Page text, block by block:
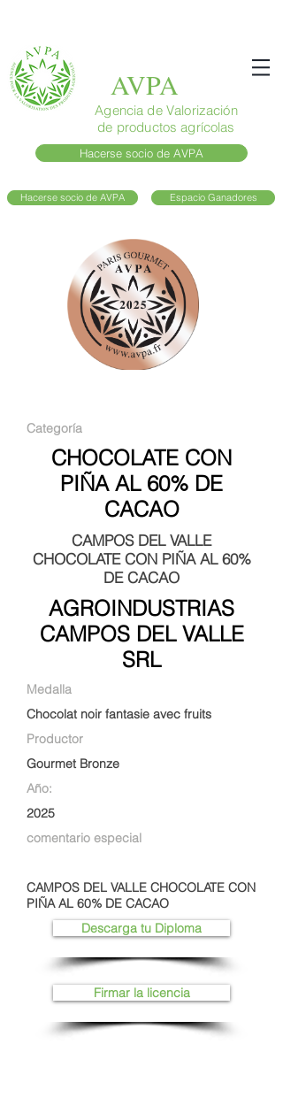
AVPA
Agencia de Valorización
de productos agrícolas
Hacerse socio de AVPA
Hacerse socio de AVPA Espacio Ganadores
Categoría
CHOCOLATE CON
PIÑA AL 60% DE
CACAO
CAMPOS DEL VALLE
CHOCOLATE CON PIÑA AL 60%
DE CACAO
AGROINDUSTRIAS
CAMPOS DEL VALLE
SRL
Medalla
Chocolat noir fantasie avec fruits
Productor
Gourmet Bronze
Año:
2025
comentario especial
CAMPOS DEL VALLE CHOCOLATE CON
PIÑA AL 60% DE CACAO
Descarga tu Diploma
Firmar la licencia